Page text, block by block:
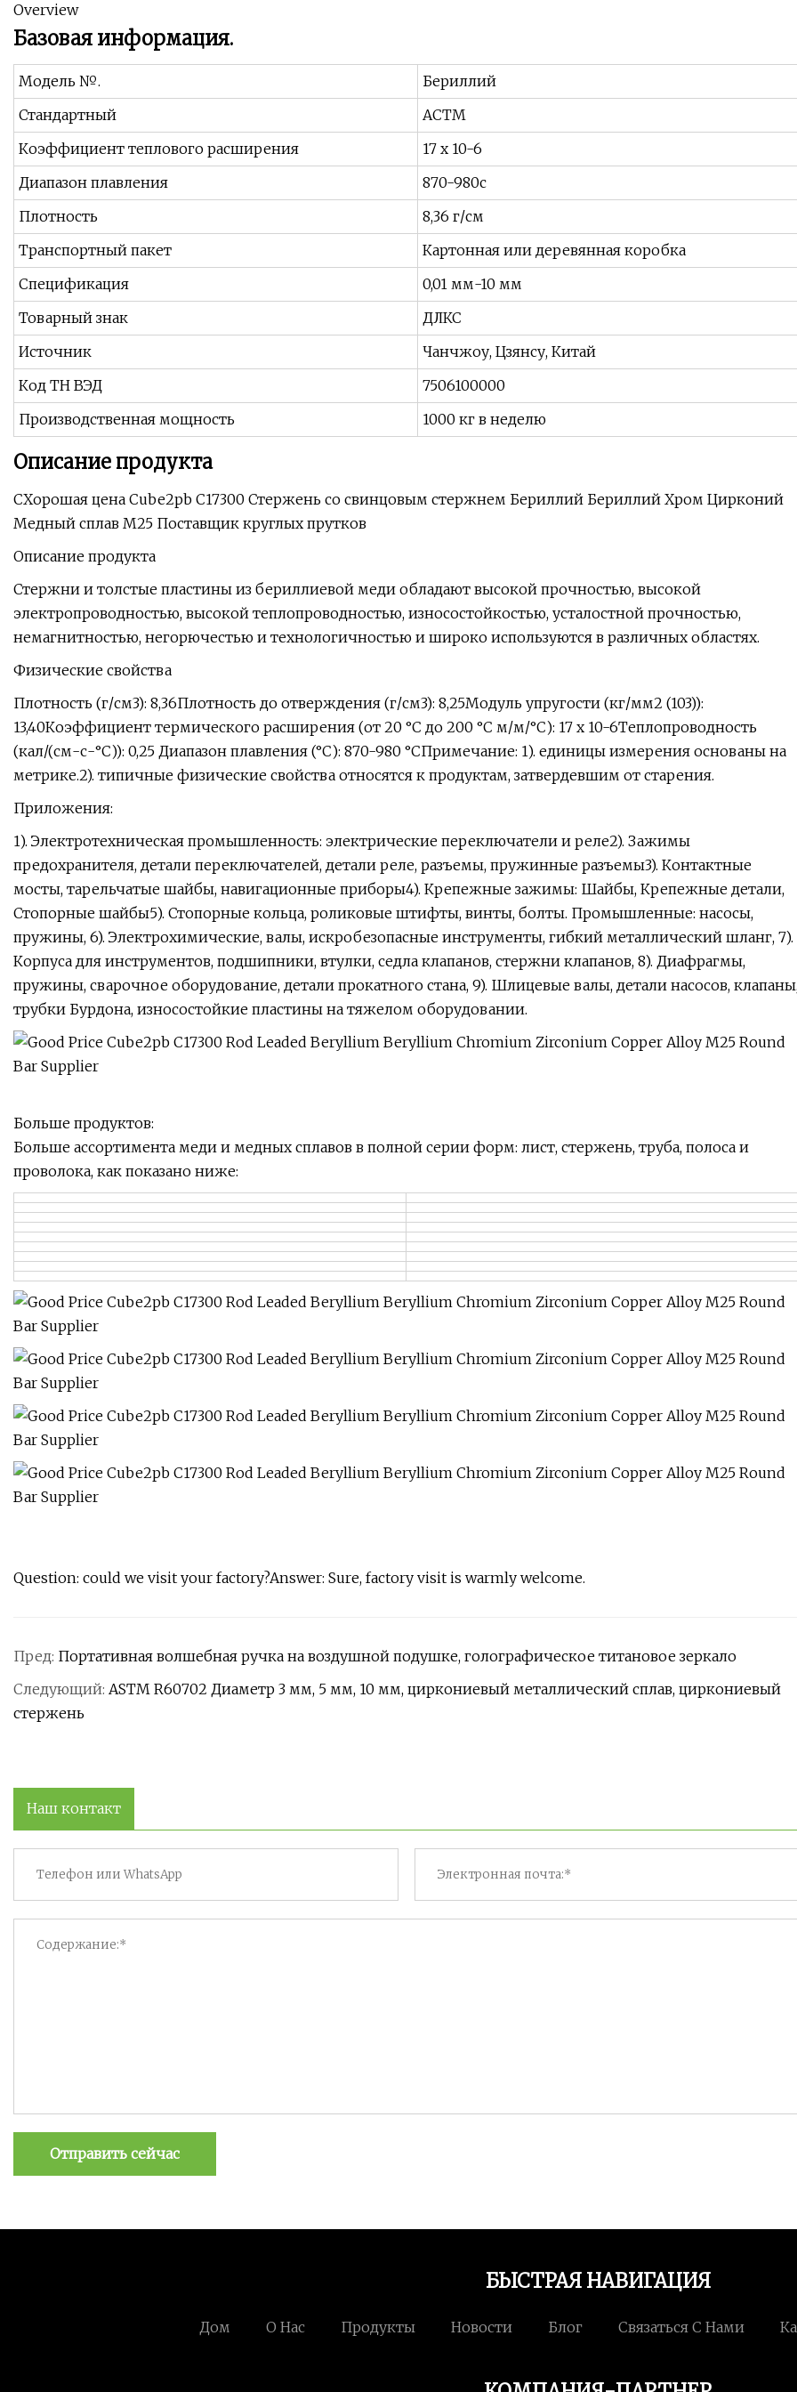
Overview
Базовая информация.
Модель №.
Бериллий
Стандартный
АСТМ
Коэффициент теплового расширения
17 х 10-6
Диапазон плавления
870-980с
Плотность
8,36 г/см
Транспортный пакет
Картонная или деревянная коробка
Спецификация
0,01 мм-10 мм
Товарный знак
ДЛКС
Источник
Чанчжоу, Цзянсу, Китай
Код ТН ВЭД
7506100000
Производственная мощность
1000 кг в неделю
Описание продукта
CХорошая цена Cube2pb C17300 Стержень со свинцовым стержнем Бериллий Бериллий Хром Цирконий
Медный сплав M25 Поставщик круглых прутков
Описание продукта
Стержни и толстые пластины из бериллиевой меди обладают высокой прочностью, высокой
электропроводностью, высокой теплопроводностью, износостойкостью, усталостной прочностью,
немагнитностью, негорючестью и технологичностью и широко используются в различных областях.
Физические свойства
Плотность (г/см3): 8,36Плотность до отверждения (г/см3): 8,25Модуль упругости (кг/мм2 (103)):
13,40Коэффициент термического расширения (от 20 °C до 200 °C м/м/°C): 17 x 10-6Теплопроводность
(кал/(см-с-°C)): 0,25 Диапазон плавления (°C): 870-980 °CПримечание: 1). единицы измерения основаны на
метрике.2). типичные физические свойства относятся к продуктам, затвердевшим от старения.
Приложения:
1). Электротехническая промышленность: электрические переключатели и реле2). Зажимы
предохранителя, детали переключателей, детали реле, разъемы, пружинные разъемы3). Контактные
мосты, тарельчатые шайбы, навигационные приборы4). Крепежные зажимы: Шайбы, Крепежные детали,
Стопорные шайбы5). Стопорные кольца, роликовые штифты, винты, болты. Промышленные: насосы,
пружины, 6). Электрохимические, валы, искробезопасные инструменты, гибкий металлический шланг, 7).
Корпуса для инструментов, подшипники, втулки, седла клапанов, стержни клапанов, 8). Диафрагмы,
пружины, сварочное оборудование, детали прокатного стана, 9). Шлицевые валы, детали насосов,
трубки Бурдона, износостойкие пластины на тяжелом оборудовании.
Больше продуктов:
Больше ассортимента меди и медных сплавов в полной серии форм: лист, стержень, труба, полоса и
проволока, как показано ниже:
Question: could we visit your factory?Answer: Sure, factory visit is warmly welcome.
Пред: Портативная волшебная ручка на воздушной подушке, голографическое титановое зеркало
Следующий: ASTM R60702 Диаметр 3 мм, 5 мм, 10 мм, циркониевый металлический сплав, циркониевый
стержень
Наш контакт
Отправить сейчас
БЫСТРАЯ НАВИГАЦИЯ
Дом О Нас Продукты Новости Блог Связаться С Нами